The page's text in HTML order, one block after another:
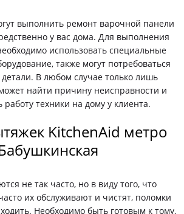
выполнить ремонт варочной панели
у вас дома. Для выполнения
использовать специальные
также могут потребоваться
В любом случае только лишь
найти причину неисправности и
работу техники на дому у клиента.
KitchenAid метро
не так часто, но в виду того, что
их обслуживают и чистят, поломки
Необходимо быть готовым к тому,